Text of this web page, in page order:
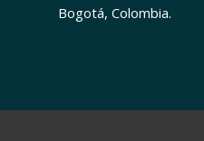
Bogotá, Colombia.